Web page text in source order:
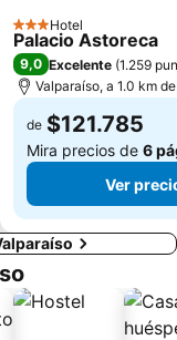
3 Estrellas
Hotel
Palacio Astoreca
9,0 Excelente (1.259
Valparaíso, a 1.0 km
de $121.785
Mira precios de 6
Ver